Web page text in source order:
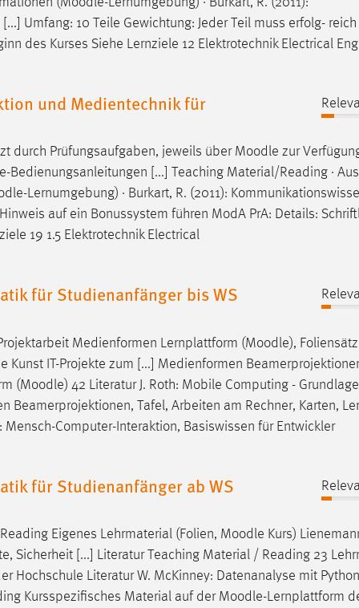
Umfang: 10 Teile Gewichtung: Jeder Teil muss erfolg-
des Kurses Siehe Lernziele 12 Elektrotechnik Electrical
und Medientechnik für
durch Prüfungsaufgaben, jeweils über Moodle zur
[...] Teaching Material/Reading ·
-Lernumgebung) · Burkart, R. (2011):
auf ein Bonussystem führen ModA PrA: Details:
19 1.5 Elektrotechnik Electrical
für Studienanfänger bis WS
Medienformen Lernplattform (Moodle),
Kunst IT-Projekte zum [...] Medienformen
(Moodle) 42 Literatur J. Roth: Mobile Computing -
Beamerprojektionen, Tafel, Arbeiten am Rechner, Karten,
Computer-Interaktion, Basiswissen für Entwickler
für Studienanfänger ab WS
Eigenes Lehrmaterial (Folien, Moodle Kurs)
Sicherheit [...] Literatur Teaching Material / Reading 23
Hochschule Literatur W. McKinney: Datenanalyse mit
Kursspezifisches Material auf der Moodle-Lernplattform